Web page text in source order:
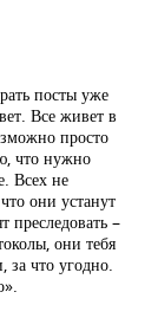
посты уже
Все живет в
просто
что нужно
Всех не
они устанут
преследовать –
они тебя
что угодно.